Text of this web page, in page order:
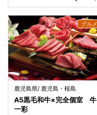
鹿児島県/ 鹿児島・桜島
A5黒毛和牛×完全個室 牛
一彩